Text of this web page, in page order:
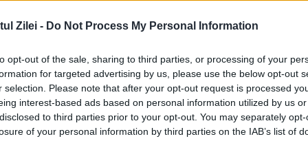
Zilei - Do Not Process My Personal Information
opt-out of the sale, sharing to third parties, or processing of your
for targeted advertising by us, please use the below opt-out
selection. Please note that after your opt-out request is processed
interest-based ads based on personal information utilized by us
to third parties prior to your opt-out. You may separately
of your personal information by third parties on the IAB’s list of
săptămâna trecută în landul
de pe listă sau dacă au făcut planuri
publice.